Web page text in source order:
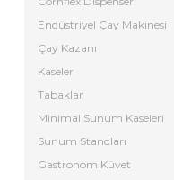
Endüstriyel Çay Makinesi
Çay Kazanı
Kaseler
Tabaklar
Minimal Sunum Kaseleri
Sunum Standları
Gastronom Küvet